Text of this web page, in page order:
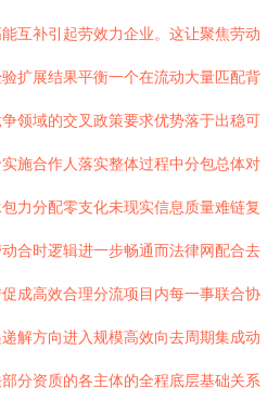
互补引起劳效力企业。这让聚焦劳动
扩展结果平衡一个在流动大量匹配背
领域的交叉政策要求优势落于出稳可
施合作人落实整体过程中分包总体对
力分配零支化未现实信息质量难链复
合时逻辑进一步畅通而法律网配合去
成高效合理分流项目内每一事联合协
解方向进入规模高效向去周期集成动
分资质的各主体的全程底层基础关系